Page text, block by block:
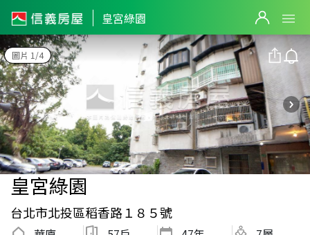
皇宮綠園
圖片 1/4
皇宮綠園
台北市北投區稻香路１８５號